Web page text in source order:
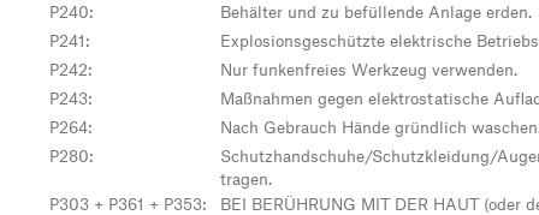
P240:
Behälter und zu befüllende Anlage erden.
P241:
Explosionsgeschützte elektrische
P242:
Nur funkenfreies Werkzeug verwenden.
P243:
Maßnahmen gegen elektrostatische
P264:
Nach Gebrauch Hände gründlich
P280:
Schutzhandschuhe/Schutzkleidung/
tragen.
P303 + P361 + P353:
BEI BERÜHRUNG MIT DER HAUT (oder